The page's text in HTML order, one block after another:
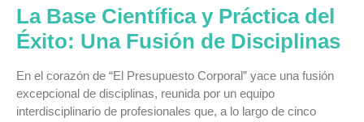
La Base Científica y Práctica del
Éxito: Una Fusión de Disciplinas
En el corazón de “El Presupuesto Corporal” yace una fusión
excepcional de disciplinas, reunida por un equipo
interdisciplinario de profesionales que, a lo largo de cinco